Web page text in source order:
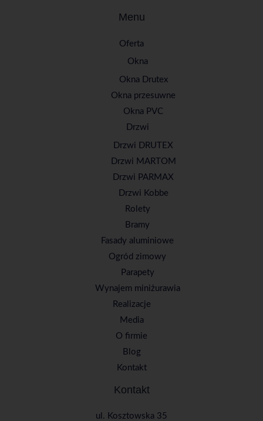
Menu
Oferta
Okna
Okna Drutex
Okna przesuwne
Okna PVC
Drzwi
Drzwi DRUTEX
Drzwi MARTOM
Drzwi PARMAX
Drzwi Kobbe
Rolety
Bramy
Fasady aluminiowe
Ogród zimowy
Parapety
Wynajem miniżurawia
Realizacje
Media
O firmie
Blog
Kontakt
Kontakt
ul. Kosztowska 35